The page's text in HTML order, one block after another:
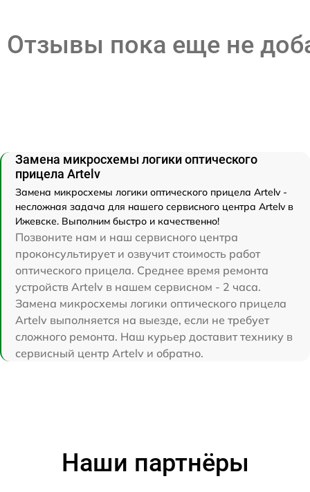
Отзывы пока еще не
Замена микросхемы логики оптического
прицела Artelv
Замена микросхемы логики оптического прицела Artelv -
несложная задача для нашего сервисного центра Artelv в
Ижевске. Выполним быстро и качественно!
Позвоните нам и наш сервисного центра
проконсультирует и озвучит стоимость работ
оптического прицела. Среднее время ремонта
устройств Artelv в нашем сервисном - 2 часа.
Замена микросхемы логики оптического прицела
Artelv выполняется на выезде, если не требует
сложного ремонта. Наш курьер доставит технику в
сервисный центр Artelv и обратно.
Наши партнёры